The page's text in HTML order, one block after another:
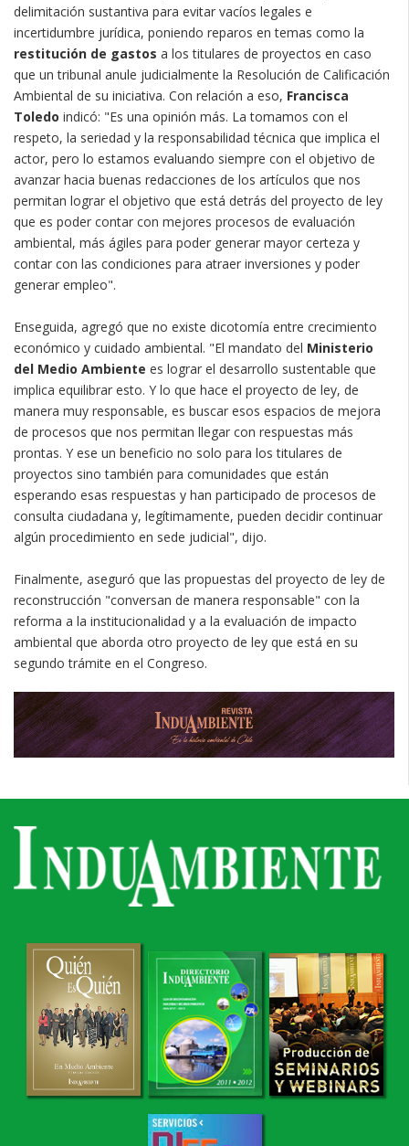
delimitación sustantiva para evitar vacíos legales e
incertidumbre jurídica, poniendo reparos en temas como la
restitución de gastos a los titulares de proyectos en caso
que un tribunal anule judicialmente la Resolución de Calificación
Ambiental de su iniciativa. Con relación a eso, Francisca
Toledo indicó: "Es una opinión más. La tomamos con el
respeto, la seriedad y la responsabilidad técnica que implica el
actor, pero lo estamos evaluando siempre con el objetivo de
avanzar hacia buenas redacciones de los artículos que nos
permitan lograr el objetivo que está detrás del proyecto de ley
que es poder contar con mejores procesos de evaluación
ambiental, más ágiles para poder generar mayor certeza y
contar con las condiciones para atraer inversiones y poder
generar empleo".
Enseguida, agregó que no existe dicotomía entre crecimiento
económico y cuidado ambiental. "El mandato del Ministerio
del Medio Ambiente es lograr el desarrollo sustentable que
implica equilibrar esto. Y lo que hace el proyecto de ley, de
manera muy responsable, es buscar esos espacios de mejora
de procesos que nos permitan llegar con respuestas más
prontas. Y ese un beneficio no solo para los titulares de
proyectos sino también para comunidades que están
esperando esas respuestas y han participado de procesos de
consulta ciudadana y, legítimamente, pueden decidir continuar
algún procedimiento en sede judicial", dijo.
Finalmente, aseguró que las propuestas del proyecto de ley de
reconstrucción "conversan de manera responsable" con la
reforma a la institucionalidad y a la evaluación de impacto
ambiental que aborda otro proyecto de ley que está en su
segundo trámite en el Congreso.